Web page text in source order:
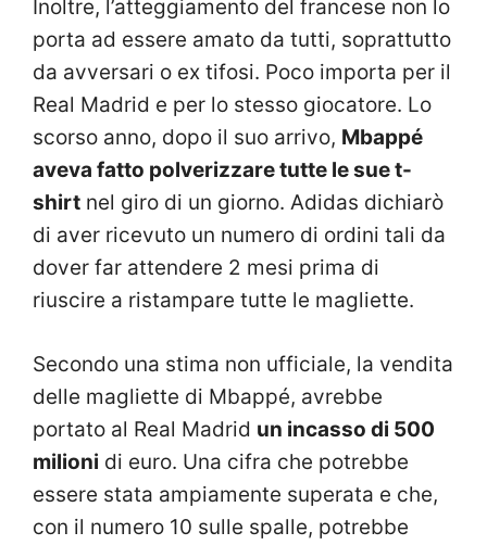
Inoltre, l’atteggiamento del francese non lo
porta ad essere amato da tutti, soprattutto
da avversari o ex tifosi. Poco importa per il
Real Madrid e per lo stesso giocatore. Lo
scorso anno, dopo il suo arrivo, Mbappé
aveva fatto polverizzare tutte le sue t-
shirt nel giro di un giorno. Adidas dichiarò
di aver ricevuto un numero di ordini tali da
dover far attendere 2 mesi prima di
riuscire a ristampare tutte le magliette.
Secondo una stima non ufficiale, la vendita
delle magliette di Mbappé, avrebbe
portato al Real Madrid un incasso di 500
milioni di euro. Una cifra che potrebbe
essere stata ampiamente superata e che,
con il numero 10 sulle spalle, potrebbe